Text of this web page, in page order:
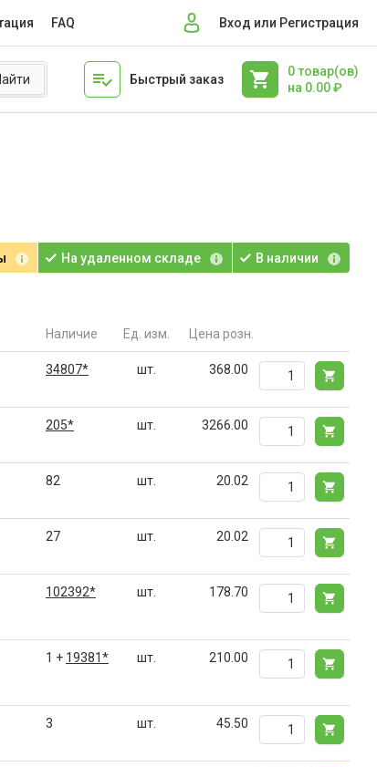
FAQ Вход или Регистрация
Быстрый заказ
0товар(ов)
на 0.00₽
На удаленном складе В наличии
Наличие Ед. изм. Цена розн.
34807* шт. 368.00
205* шт. 3266.00
82 шт. 20.02
27 шт. 20.02
102392* шт. 178.70
1 + 19381* шт. 210.00
3 шт. 45.50